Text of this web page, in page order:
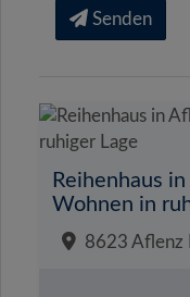
Senden
Reihenhaus
Wohnen in
8623 Aflenz